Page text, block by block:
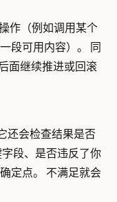
作（例如调用某个
段可用内容）。 同
面继续推进或回滚
还会检查结果是否
段、是否违反了你
定点。 不满足就会